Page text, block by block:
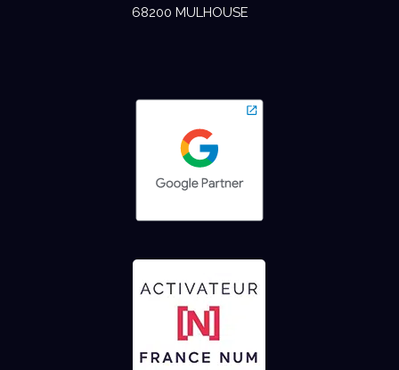
68200 MULHOUSE